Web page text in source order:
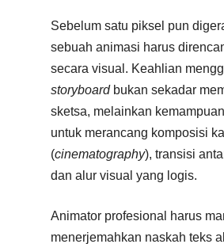
Sebelum satu piksel pun
sebuah animasi harus
secara visual. Keahlian
storyboard bukan sekadar
sketsa, melainkan
untuk merancang komposisi
(cinematography), transisi
dan alur visual yang logis.
Animator profesional harus
menerjemahkan naskah teks